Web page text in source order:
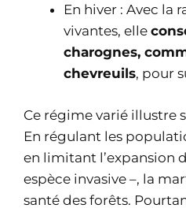
En hiver : Avec la
vivantes, elle
charognes,
chevreuils, pour
Ce régime varié illustre
En régulant les
en limitant l’expansion
espèce invasive –, la
santé des forêts.